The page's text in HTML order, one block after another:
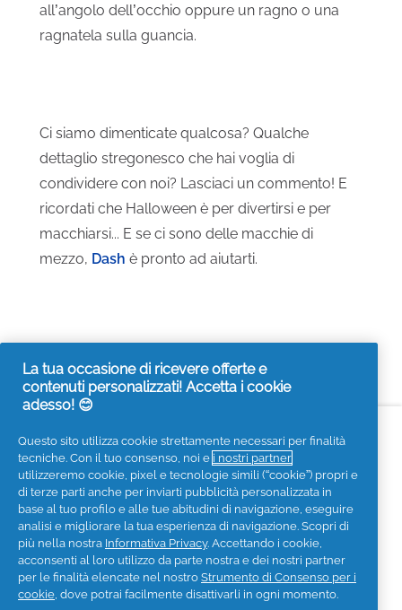
all’angolo dell’occhio oppure un ragno o una
ragnatela sulla guancia.
Ci siamo dimenticate qualcosa? Qualche
dettaglio stregonesco che hai voglia di
condividere con noi? Lasciaci un commento! E
ricordati che Halloween è per divertirsi e per
macchiarsi... E se ci sono delle macchie di
mezzo, Dash è pronto ad aiutarti.
Seguici sui social
Privacy
Informativa sui Cookies
Termini e Condizioni
I Miei Dati
La tua occasione di ricevere offerte e
contenuti personalizzati! Accetta i cookie
adesso! 😊
Questo sito utilizza cookie strettamente necessari per finalità
tecniche. Con il tuo consenso, noi e i nostri partner
utilizzeremo cookie, pixel e tecnologie simili (“cookie”) propri e
di terze parti anche per inviarti pubblicità personalizzata in
base al tuo profilo e alle tue abitudini di navigazione, eseguire
analisi e migliorare la tua esperienza di navigazione. Scopri di
più nella nostra Informativa Privacy. Accettando i cookie,
acconsenti al loro utilizzo da parte nostra e dei nostri partner
per le finalità elencate nel nostro Strumento di Consenso per i
cookie, dove potrai facilmente disattivarli in ogni momento.